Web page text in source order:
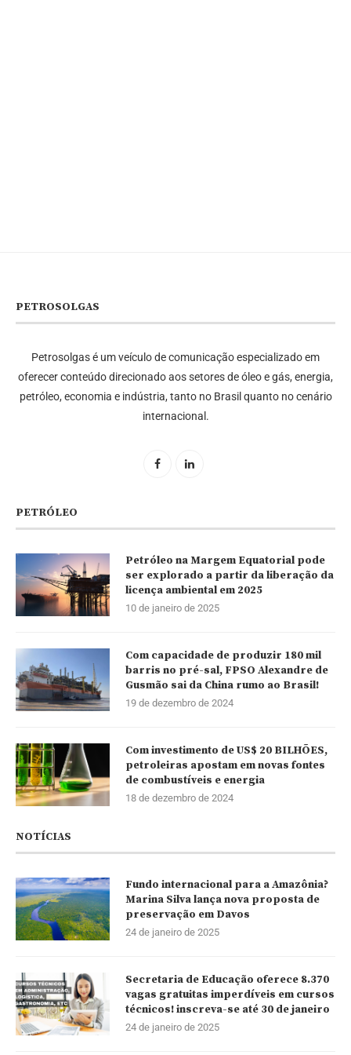
PETROSOLGAS
Petrosolgas é um veículo de comunicação especializado em
oferecer conteúdo direcionado aos setores de óleo e gás, energia,
petróleo, economia e indústria, tanto no Brasil quanto no cenário
internacional.
PETRÓLEO
Petróleo na Margem Equatorial pode
ser explorado a partir da liberação da
licença ambiental em 2025
10 de janeiro de 2025
Com capacidade de produzir 180 mil
barris no pré-sal, FPSO Alexandre de
Gusmão sai da China rumo ao Brasil!
19 de dezembro de 2024
Com investimento de US$ 20 BILHÕES,
petroleiras apostam em novas fontes
de combustíveis e energia
18 de dezembro de 2024
NOTÍCIAS
Fundo internacional para a Amazônia?
Marina Silva lança nova proposta de
preservação em Davos
24 de janeiro de 2025
Secretaria de Educação oferece 8.370
vagas gratuitas imperdíveis em cursos
técnicos! inscreva-se até 30 de janeiro
24 de janeiro de 2025